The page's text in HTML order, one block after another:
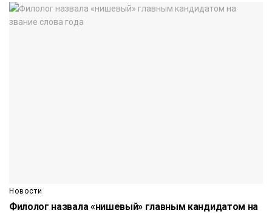
Новости
Филолог назвала «нишевый» главным кандидатом на